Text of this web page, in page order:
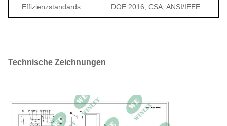
Effizienzstandards DOE 2016, CSA, ANSI/IEEE
Technische Zeichnungen